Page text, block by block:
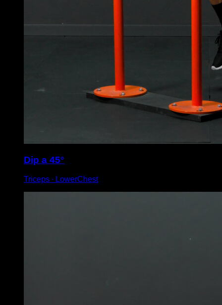
Dip a 45°
Triceps ∙ LowerChest